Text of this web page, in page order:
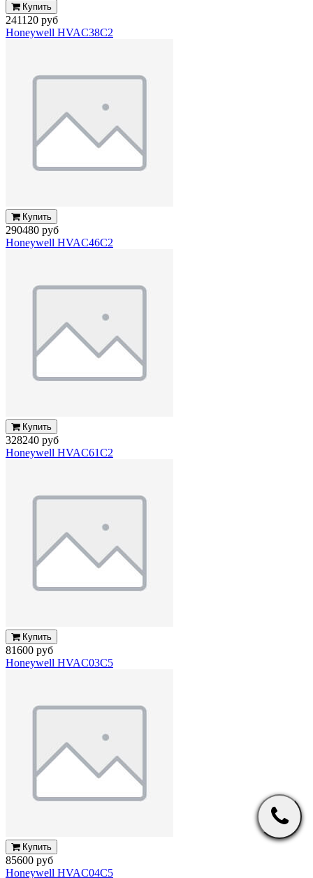
Купить
241120 руб
Honeywell HVAC38C2
Купить
290480 руб
Honeywell HVAC46C2
Купить
328240 руб
Honeywell HVAC61C2
Купить
81600 руб
Honeywell HVAC03C5
Купить
85600 руб
Honeywell HVAC04C5